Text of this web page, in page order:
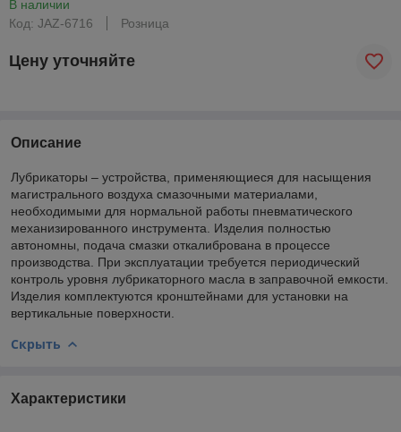
В наличии
Код: JAZ-6716
Розница
Цену уточняйте
Описание
Лубрикаторы – устройства, применяющиеся для насыщения
магистрального воздуха смазочными материалами,
необходимыми для нормальной работы пневматического
механизированного инструмента. Изделия полностью
автономны, подача смазки откалибрована в процессе
производства. При эксплуатации требуется периодический
контроль уровня лубрикаторного масла в заправочной емкости.
Изделия комплектуются кронштейнами для установки на
вертикальные поверхности.
Скрыть
Характеристики